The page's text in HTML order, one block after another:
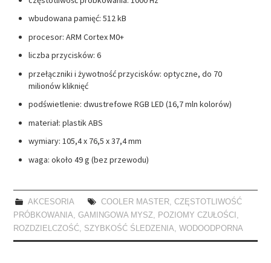
wbudowana pamięć: 512 kB
procesor: ARM Cortex M0+
liczba przycisków: 6
przełączniki i żywotność przycisków: optyczne, do 70
milionów kliknięć
podświetlenie: dwustrefowe RGB LED (16,7 mln kolorów)
materiał: plastik ABS
wymiary: 105,4 x 76,5 x 37,4 mm
waga: około 49 g (bez przewodu)
AKCESORIA COOLER MASTER, CZĘSTOTLIWOŚĆ
PRÓBKOWANIA,GAMINGOWA MYSZ, POZIOMY CZUŁOŚCI ,
ROZDZIELCZOŚĆ, SZYBKOŚĆ ŚLEDZENIA,WODOODPORNA